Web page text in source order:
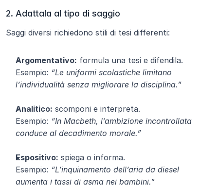
2. Adattala al tipo di saggio
Saggi diversi richiedono stili di tesi differenti:
Argomentativo: formula una tesi e difendila.
Esempio: “Le uniformi scolastiche limitano
l’individualità senza migliorare la disciplina.”
Analitico: scomponi e interpreta.
Esempio: “In Macbeth, l’ambizione incontrollata
conduce al decadimento morale.”
Espositivo: spiega o informa.
Esempio: “L’inquinamento dell’aria da diesel
aumenta i tassi di asma nei bambini.”